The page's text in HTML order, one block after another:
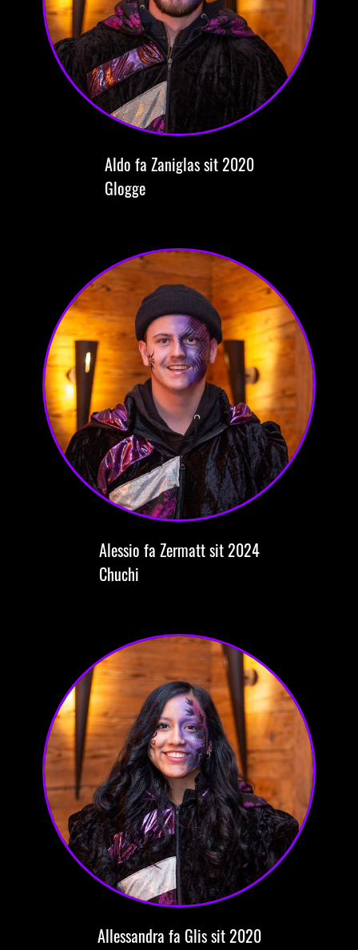
Aldo fa Zaniglassit 2020
Glogge
Alessio fa Zermattsit 2024
Chuchi
Allessandra fa Glissit 2020